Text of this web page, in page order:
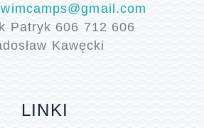
Patryk 606 712 606
Kawęcki
LINKI